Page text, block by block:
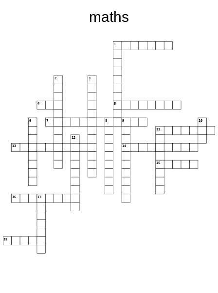
maths
1
2 3
4 5
6 7 8 9 10
11
12
13 14
15
16 17
18